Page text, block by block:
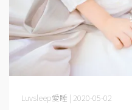
Luvsleep愛睡 | 2020-05-02